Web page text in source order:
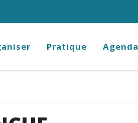
Pratique Agenda